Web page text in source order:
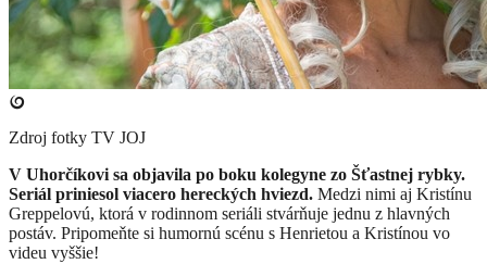
Zdroj fotky TV JOJ
​V Uhorčíkovi sa objavila po boku kolegyne zo Šťastnej rybky.
Seriál priniesol viacero hereckých hviezd. Medzi nimi aj Kristínu
Greppelovú, ktorá v rodinnom seriáli stvárňuje jednu z hlavných
postáv. Pripomeňte si humornú scénu s Henrietou a Kristínou vo
videu vyššie!